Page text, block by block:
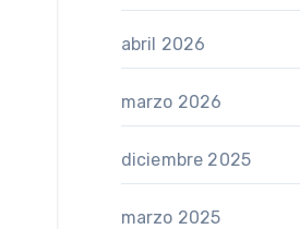
abril 2026
marzo 2026
diciembre 2025
marzo 2025